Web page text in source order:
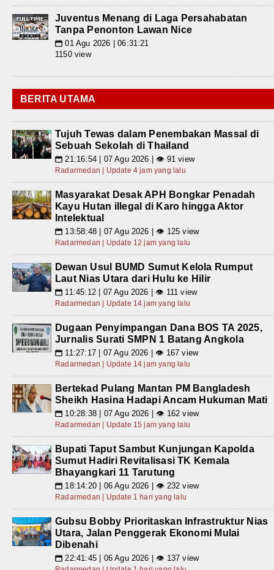
Juventus Menang di Laga Persahabatan
Tanpa Penonton Lawan Nice
📅 01 Agu 2026 | 06:31:21
1150 view
BERITA UTAMA
Tujuh Tewas dalam Penembakan Massal di
Sebuah Sekolah di Thailand
📅 21:16:54 | 07 Agu 2026 | 👁 91 view
Radarmedan | Update 4 jam yang lalu
Masyarakat Desak APH Bongkar Penadah
Kayu Hutan illegal di Karo hingga Aktor
Intelektual
📅 13:58:48 | 07 Agu 2026 | 👁 125 view
Radarmedan | Update 12 jam yang lalu
Dewan Usul BUMD Sumut Kelola Rumput
Laut Nias Utara dari Hulu ke Hilir
📅 11:45:12 | 07 Agu 2026 | 👁 111 view
Radarmedan | Update 14 jam yang lalu
Dugaan Penyimpangan Dana BOS TA 2025,
Jurnalis Surati SMPN 1 Batang Angkola
📅 11:27:17 | 07 Agu 2026 | 👁 167 view
Radarmedan | Update 14 jam yang lalu
Bertekad Pulang Mantan PM Bangladesh
Sheikh Hasina Hadapi Ancam Hukuman Mati
📅 10:28:38 | 07 Agu 2026 | 👁 162 view
Radarmedan | Update 15 jam yang lalu
Bupati Taput Sambut Kunjungan Kapolda
Sumut Hadiri Revitalisasi TK Kemala
Bhayangkari 11 Tarutung
📅 18:14:20 | 06 Agu 2026 | 👁 232 view
Radarmedan | Update 1 hari yang lalu
Gubsu Bobby Prioritaskan Infrastruktur Nias
Utara, Jalan Penggerak Ekonomi Mulai
Dibenahi
📅 22:41:45 | 06 Agu 2026 | 👁 137 view